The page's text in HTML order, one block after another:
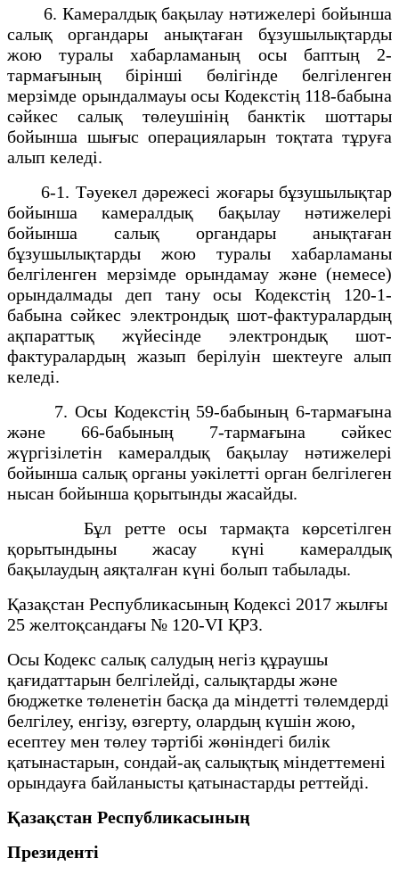
6. Камералдық бақылау нәтижелері бойынша
салық органдары анықтаған бұзушылықтарды
жою туралы хабарламаның осы баптың 2-
тармағының бірінші бөлігінде белгіленген
мерзімде орындалмауы осы Кодекстің 118-бабына
сәйкес салық төлеушінің банктік шоттары
бойынша шығыс операцияларын тоқтата тұруға
алып келеді.
6-1. Тәуекел дәрежесі жоғары бұзушылықтар
бойынша камералдық бақылау нәтижелері
бойынша салық органдары анықтаған
бұзушылықтарды жою туралы хабарламаны
белгіленген мерзімде орындамау және (немесе)
орындалмады деп тану осы Кодекстің 120-1-
бабына сәйкес электрондық шот-фактуралардың
ақпараттық жүйесінде электрондық шот-
фактуралардың жазып берілуін шектеуге алып
келеді.
7. Осы Кодекстің 59-бабының 6-тармағына
және 66-бабының 7-тармағына сәйкес
жүргізілетін камералдық бақылау нәтижелері
бойынша салық органы уәкілетті орган белгілеген
нысан бойынша қорытынды жасайды.
Бұл ретте осы тармақта көрсетілген
қорытындыны жасау күні камералдық
бақылаудың аяқталған күні болып табылады.
Қазақстан Республикасының Кодексі 2017 жылғы
25 желтоқсандағы № 120-VІ ҚРЗ.
Осы Кодекс салық салудың негіз құраушы
қағидаттарын белгілейді, салықтарды және
бюджетке төленетін басқа да міндетті төлемдерді
белгілеу, енгізу, өзгерту, олардың күшін жою,
есептеу мен төлеу тәртібі жөніндегі билік
қатынастарын, сондай-ақ салықтық міндеттемені
орындауға байланысты қатынастарды реттейді.
Қазақстан Республикасының
Президенті